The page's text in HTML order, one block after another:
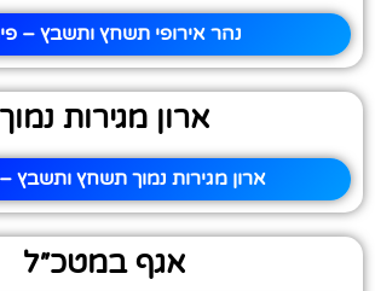
נהר אירופי תשחץ ותשבץ –
ארון מגירות נמוך
ארון מגירות נמוך תשחץ ותשבץ –
אגף במטכ״ל